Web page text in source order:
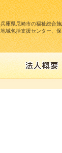
兵庫県尼崎市の福祉総合
地域包括支援センター、